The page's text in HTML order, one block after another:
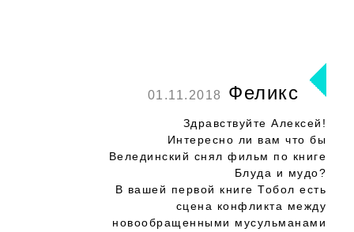
01.11.2018 Феликс
Здравствуйте Алексей!
Интересно ли вам что бы
Велединский снял фильм по книге
Блуда и мудо?
В вашей первой книге Тобол есть
сцена конфликта между
новообращенными мусульманами